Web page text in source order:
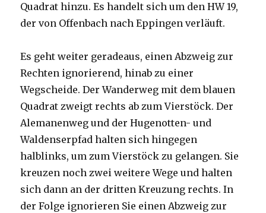
Quadrat hinzu. Es handelt sich um den HW 19,
der von Offenbach nach Eppingen verläuft.
Es geht weiter geradeaus, einen Abzweig zur
Rechten ignorierend, hinab zu einer
Wegscheide. Der Wanderweg mit dem blauen
Quadrat zweigt rechts ab zum Vierstöck. Der
Alemanenweg und der Hugenotten- und
Waldenserpfad halten sich hingegen
halblinks, um zum Vierstöck zu gelangen. Sie
kreuzen noch zwei weitere Wege und halten
sich dann an der dritten Kreuzung rechts. In
der Folge ignorieren Sie einen Abzweig zur